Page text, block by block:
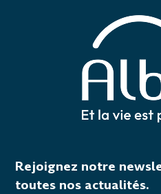
Rejoignez notre
toutes nos actualités.